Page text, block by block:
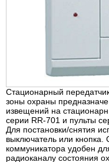
Стационарный
зоны охраны
извещений на
серии RR-701 и пульты
Для постановки/снятия
выключатель или
коммуникатора удобен
радиоканалу состояния